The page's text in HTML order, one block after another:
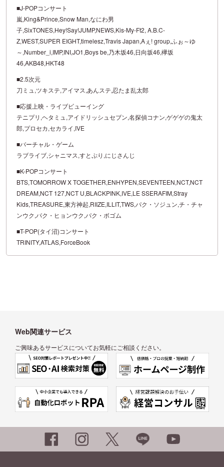
■J-POPコンサート
嵐,King&Prince,Snow Man,なにわ男
子,SixTONES,Hey!Say!JUMP,NEWS,Kis-My-Ft2, A.B.C-
Z,WEST,SUPER EIGHT,timelesz,Travis Japan,Aぇ! group,ふぉ～ゆ
～,Number_i,IMP,INI,JO1,Boys be,乃木坂46,日向坂46,欅坂
46,AKB48,HKT48
■2.5次元
刀ミュ,ツキステ,アイマス,あんステ,忍たま乱太郎
■応援上映・ライブビューイング
テニプリ,ヘタミュ,アイドリッシュセブン,名探偵コナン,ゲゲゲの鬼太
郎,プロセカ,セカライ,IVE
■バーチャル・ゲーム
ラブライブ,シャニマス,すとぷり,にじさんじ
■K-POPコンサート
BTS,TOMORROW X TOGETHER,ENHYPEN,SEVENTEEN,NCT,NCT
DREAM,NCT 127,NCT U,BLACKPINK,IVE,LE SSERAFIM,Stray
Kids,TREASURE,東方神起,RIIZE,ILLIT,TWS,パク・ソジュン,チ・チャ
ンウク,パク・ヒョンウク,パク・ボゴム
■T-POP(タイ沼)コンサート
TRINITY,ATLAS,ForceBook
Web関連サービス
ご興味あるサービスについてお気軽にご相談ください。